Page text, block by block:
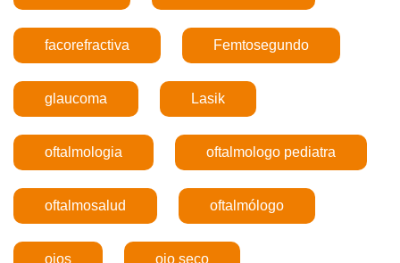
facorefractiva Femtosegundo
glaucoma Lasik
oftalmologia oftalmologo pediatra
oftalmosalud oftalmólogo
ojos ojo seco